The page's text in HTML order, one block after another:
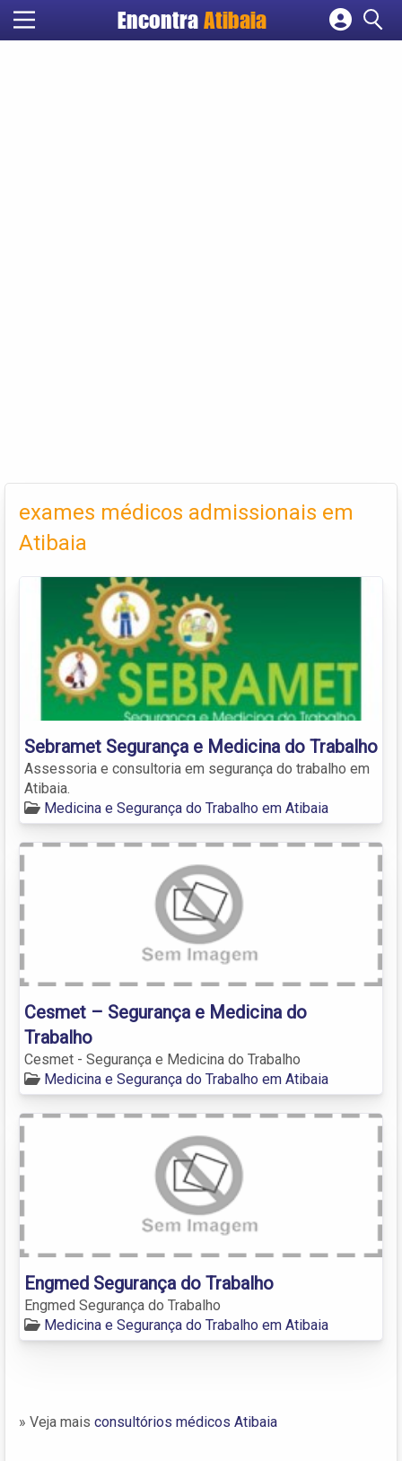
Encontra Atibaia
exames médicos admissionais em
Atibaia
Sebramet Segurança e Medicina do Trabalho
Assessoria e consultoria em segurança do trabalho em
Atibaia.
Medicina e Segurança do Trabalho em Atibaia
Cesmet – Segurança e Medicina do
Trabalho
Cesmet - Segurança e Medicina do Trabalho
Medicina e Segurança do Trabalho em Atibaia
Engmed Segurança do Trabalho
Engmed Segurança do Trabalho
Medicina e Segurança do Trabalho em Atibaia
» Veja mais consultórios médicos Atibaia